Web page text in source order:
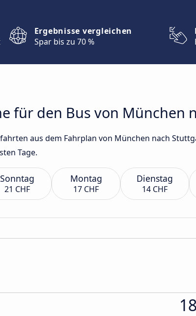
Ergebnisse vergleichen
Spar bis zu 70 %
für den Bus von München
aus dem Fahrplan von München nach
Tage.
Sonntag
21 CHF
Montag
17 CHF
Dienstag
14 CHF